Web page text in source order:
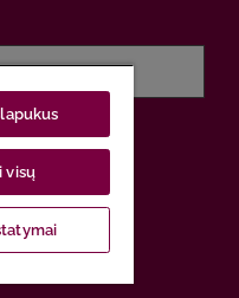
visų